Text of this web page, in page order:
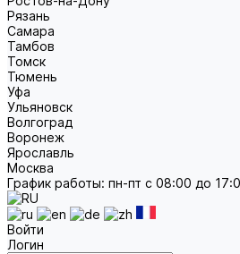
Рязань
Самара
Тамбов
Томск
Тюмень
Уфа
Ульяновск
Волгоград
Воронеж
Ярославль
Москва
График работы: пн-пт с 08:00 до
Войти
Логин